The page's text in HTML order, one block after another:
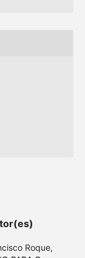
Roque,